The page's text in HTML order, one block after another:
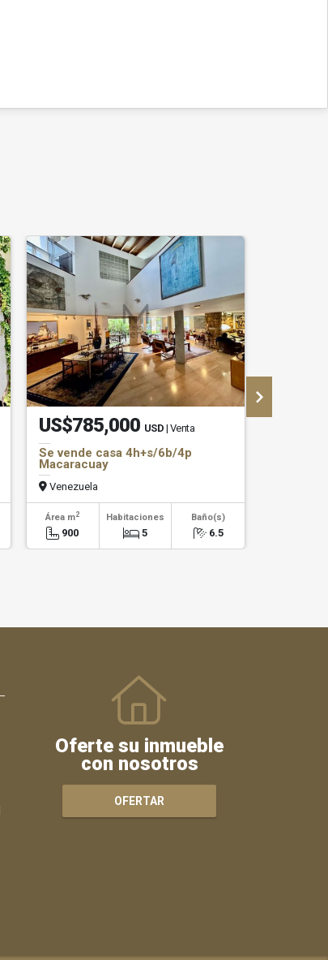
US$785,000 USD | Venta
Se vende casa 4h+s/6b/4p
Macaracuay
Venezuela
Área m2
900
Habitaciones
5
Baño(s)
6.5
Oferte su inmueble
con nosotros
OFERTAR